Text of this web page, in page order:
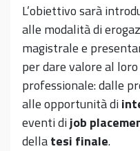
L’obiettivo sarà
alle modalità di
magistrale e
perdare valoreal loro
professionale: dalle
alleopportunità di
eventi dijob
dellatesi finale.